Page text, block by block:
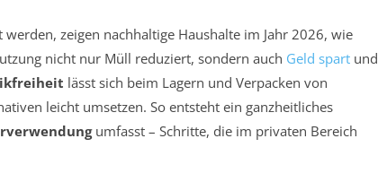
zeigen nachhaltige Haushalte im Jahr 2026, wie
nicht nur Müll reduziert, sondern auch Geld spart und
lässt sich beim Lagern und Verpacken von
leicht umsetzen. So entsteht ein ganzheitliches
umfasst – Schritte, die im privaten Bereich